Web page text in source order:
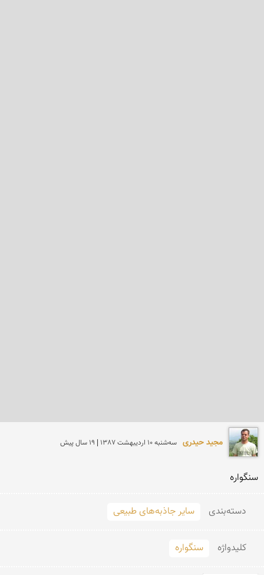
مجید حیدری سه‌شنبه 10 ارديبهشت 1387 | 19 سال پیش
سنگواره
دسته‌بندی سایر جاذبه‌های طبیعی
کلید‌واژه سنگواره